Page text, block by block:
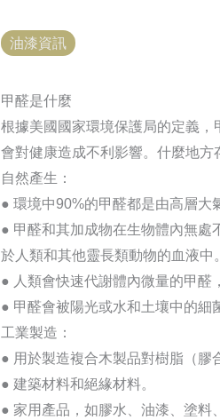
油漆資訊
甲醛是什麼
根據美國國家環境保護局的定義
會對健康造成不利影響。什麼地方
自然產生：
● 環境中90%的甲醛都是由高層大
● 甲醛和其加成物在生物體內無處
於人類和其他靈長類動物的血液中。
● 人類會快速代謝體內微量的甲醛
● 甲醛會被陽光或水和土壤中的細
工業製造：
● 用於製造複合木製品對樹脂（膠
● 建築材料和絕緣材料。
● 家用產品，如膠水、油漆、塗料